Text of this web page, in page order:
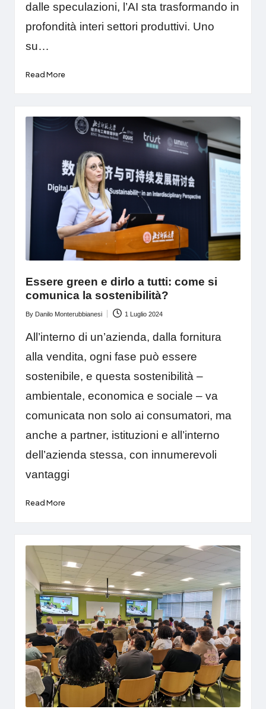
dalle speculazioni, l’AI sta trasformando in
profondità interi settori produttivi. Uno
su…
Read More
Essere green e dirlo a tutti: come si
comunica la sostenibilità?
Posted
By Danilo Monterubbianesi 1 Luglio 2024
All’interno di un’azienda, dalla fornitura
alla vendita, ogni fase può essere
sostenibile, e questa sostenibilità –
ambientale, economica e sociale – va
comunicata non solo ai consumatori, ma
anche a partner, istituzioni e all’interno
dell’azienda stessa, con innumerevoli
vantaggi
Read More